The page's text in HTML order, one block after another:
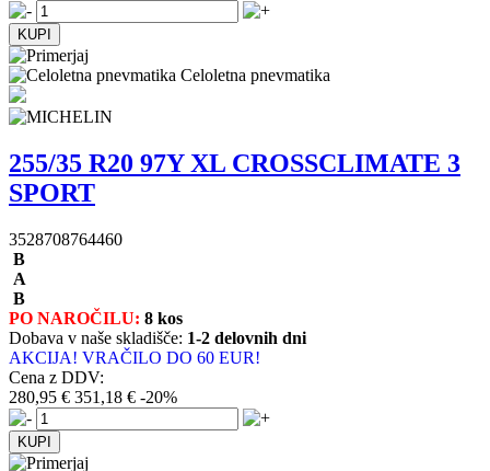
Celoletna pnevmatika
255/35 R20 97Y XL CROSSCLIMATE 3
SPORT
3528708764460
B
A
B
PO NAROČILU: 8 kos
Dobava v naše skladišče: 1-2 delovnih dni
AKCIJA! VRAČILO DO 60 EUR!
Cena z DDV:
280,95 € 351,18 € -20%